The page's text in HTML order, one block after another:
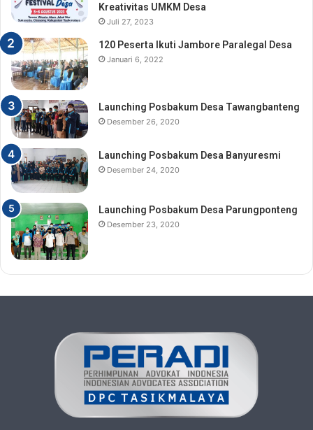
Kreativitas UMKM Desa
Juli 27, 2023
120 Peserta Ikuti Jambore Paralegal Desa
Januari 6, 2022
Launching Posbakum Desa Tawangbanteng
Desember 26, 2020
Launching Posbakum Desa Banyuresmi
Desember 24, 2020
Launching Posbakum Desa Parungponteng
Desember 23, 2020